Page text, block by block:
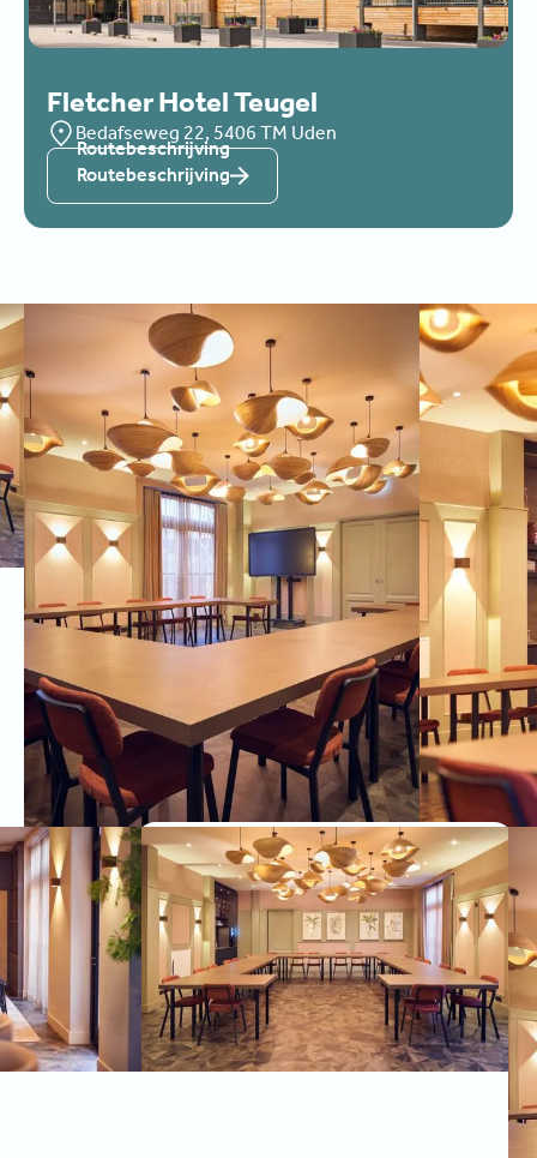
Fletcher Hotel Teugel
Bedafseweg 22, 5406 TM Uden
Routebeschrijving
Routebeschrijving